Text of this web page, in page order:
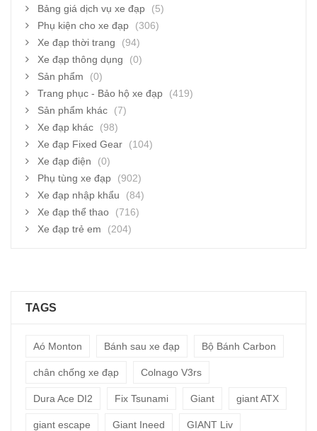
Bảng giá dịch vụ xe đạp
(5)
Phụ kiện cho xe đạp
(306)
Xe đạp thời trang
(94)
Xe đạp thông dụng
(0)
Sản phẩm
(0)
Trang phục - Bảo hộ xe đạp
(419)
Sản phẩm khác
(7)
Xe đạp khác
(98)
Xe đạp Fixed Gear
(104)
Xe đạp điện
(0)
Phụ tùng xe đạp
(902)
Xe đạp nhập khẩu
(84)
Xe đạp thể thao
(716)
Xe đạp trẻ em
(204)
TAGS
Aó Monton Bánh sau xe đạp Bộ Bánh Carbon
chân chống xe đạp Colnago V3rs
Dura Ace DI2 Fix Tsunami Giant giant ATX
giant escape Giant Ineed GIANT Liv